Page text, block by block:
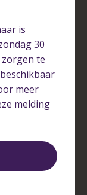
Hulp van
en
een andere
is
30
te
meer
melding